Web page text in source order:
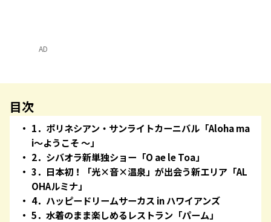
AD
目次
1．ポリネシアン・サンライトカーニバル「Aloha ma
i～ようこそ ～」
2．シバオラ新単独ショー「O ae le Toa」
3．日本初！「光×音×温泉」が出会う新エリア「AL
OHAルミナ」
4．ハッピードリームサーカス in ハワイアンズ
5．水着のまま楽しめるレストラン「パーム」